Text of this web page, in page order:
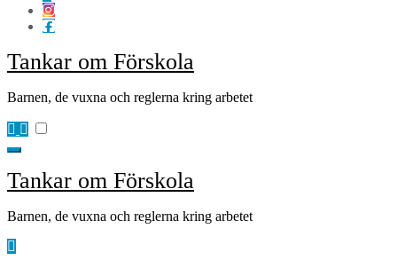
Tankar om Förskola
Barnen, de vuxna och reglerna kring arbetet
Tankar om Förskola
Barnen, de vuxna och reglerna kring arbetet